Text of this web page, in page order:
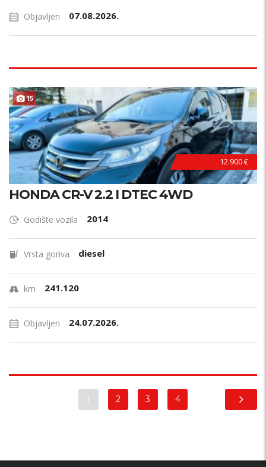
Objavljen 07.08.2026.
15
12.900 €
HONDA CR-V 2.2 I DTEC 4WD
Godište vozila 2014
Vrsta goriva diesel
km 241.120
Objavljen 24.07.2026.
1 2 3 4